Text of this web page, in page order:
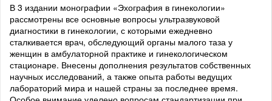
В 3 издании монографии «Эхография в гинекологии»
рассмотрены все основные вопросы ультразвуковой
диагностики в гинекологии, с которыми ежедневно
сталкивается врач, обследующий органы малого таза у
женщин в амбулаторной практике и гинекологическом
стационаре. Внесены дополнения результатов собственных
научных исследований, а также опыта работы ведущих
лабораторий мира и нашей страны за последнее время.